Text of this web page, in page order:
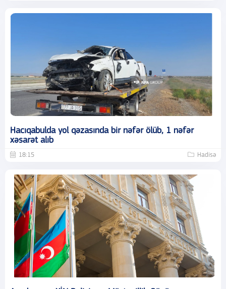
Hacıqabulda yol qəzasında bir nəfər ölüb, 1 nəfər
xəsarət alıb
18:15 Hadisə